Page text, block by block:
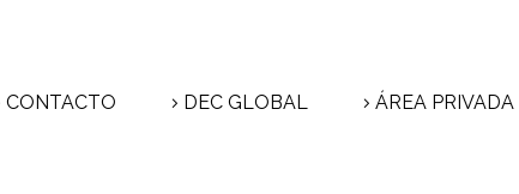
CONTACTO DEC GLOBAL ÁREA PRIVADA